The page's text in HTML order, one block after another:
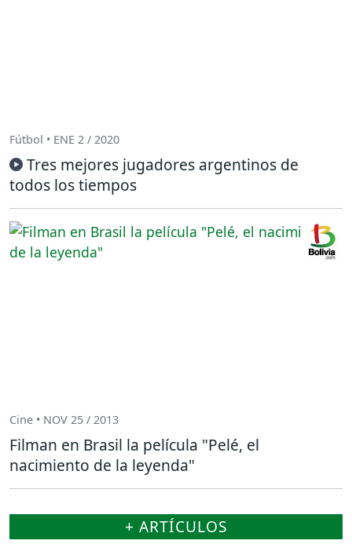
Fútbol • ENE 2 / 2020
Tres mejores jugadores argentinos de
todos los tiempos
Cine • NOV 25 / 2013
Filman en Brasil la película "Pelé, el
nacimiento de la leyenda"
+ ARTÍCULOS